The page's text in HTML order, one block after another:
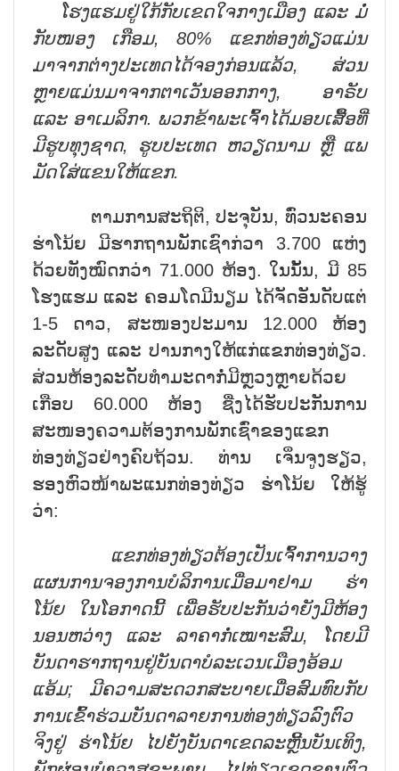
ໂຮງແຮມຢູ່ໃກ້ກັບເຂດໃຈກາງເມືອງ ແລະ ມໍ່
ກັບໜອງ
ເກືອມ, 80% ແຂກທ່ອງທ່ຽວແມ່ນ
ມາຈາກຕ່າງປະເທດໄດ້ຈອງກ່ອນແລ້ວ, ສ່ວນ
ຫຼາຍແມ່ນມາຈາກຕາເວັນອອກກາງ, ອາຣັບ
ແລະ ອາເມລິກາ. ພວກຂ້າພະເຈົ້າໄດ້ມອບເສື້ອທີ່
ມີຮູບທຸງຊາດ, ຮູບປະເທດ ຫວຽດນາມ ຫຼືແພ
ມັດໃສ່ແຂນໃຫ້ແຂກ.
ຕາມການສະຖິຕິ, ປະຈຸບັນ, ທົ່ວນະຄອນ
ຮ່າໂນ້ຍ ມີຮາກຖານພັກເຊົາກ່ວາ 3.700 ແຫ່ງ
ດ້ວຍທັງໝົດກວ່າ 71.000 ຫ້ອງ. ໃນນັ້ນ, ມີ 85
ໂຮງແຮມ ແລະ ຄອມໂດມີນຽມ ໄດ້ຈັດອັນດັບແຕ່
1-5 ດາວ, ສະໜອງປະມານ 12.000 ຫ້ອງ
ລະດັບສູງ ແລະ ປານກາງໃຫ້ແກ່ແຂກທ່ອງທ່ຽວ.
ສ່ວນຫ້ອງລະດັບທຳມະດາກໍ່ມີຫຼວງຫຼາຍດ້ວຍ
ເກືອບ 60.000 ຫ້ອງ ຊື່ງໄດ້ຮັບປະກັນການ
ສະໜອງຄວາມຕ້ອງການພັກເຊົ່າຂອງແຂກ
ທ່ອງທ່ຽວຢ່າງຄົບຖ້ວນ. ທ່ານ ເຈິ່ນຈູງຮຽວ,
ຮອງຫົວໜ້າພະແນກທ່ອງທ່ຽວ ຮ່າໂນ້ຍ ໃຫ້ຮູ້
ວ່າ:
ແຂກທ່ອງທ່ຽວຕ້ອງເປັນເຈົ້າການວາງ
ແຜນການຈອງການບໍລິການເມື່ອມາຢາມ ຮ່າ
ໂນ້ຍ ໃນໂອກາດນີ້ ເພື່ອຮັບປະກັນວ່າຍັງມີຫ້ອງ
ນອນຫວ່າງ ແລະ ລາຄາກໍ່ເໝາະສົມ,
ໂດຍມີ
ບັນດາຮາກຖານຢູ່ບັນດາບໍລະເວນເມືອງອ້ອມ
ແອ້ມ; ມີຄວາມສະດວກສະບາຍເມື່ອສົມທົບກັບ
ການເຂົ້າຮ່ວມບັນດາລາຍການທ່ອງທ່ຽວລົງຕົວ
ຈິງຢູ່ ຮ່າໂນ້ຍ ໄປຍັງບັນດາເຂດລະຫຼີ້ນບັນເທິງ,